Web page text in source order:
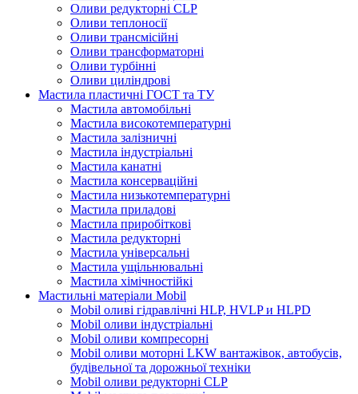
Оливи редукторні CLP
Оливи теплоносії
Оливи трансмісійні
Оливи трансформаторні
Оливи турбінні
Оливи циліндрові
Мастила пластичні ГОСТ та ТУ
Мастила автомобільні
Мастила високотемпературні
Мастила залізничні
Мастила індустріальні
Мастила канатні
Мастила консерваційні
Мастила низькотемпературні
Мастила приладові
Мастила приробіткові
Мастила редукторні
Мастила універсальні
Мастила ущільнювальні
Мастила хімічностійкі
Мастильні матеріали Mobil
Mobil оливі гідравлічні HLP, HVLP и HLPD
Mobil оливи індустріальні
Mobil оливи компресорні
Mobil оливи моторні LKW вантажівок, автобусів,
будівельної та дорожньої техніки
Mobil оливи редукторні CLP